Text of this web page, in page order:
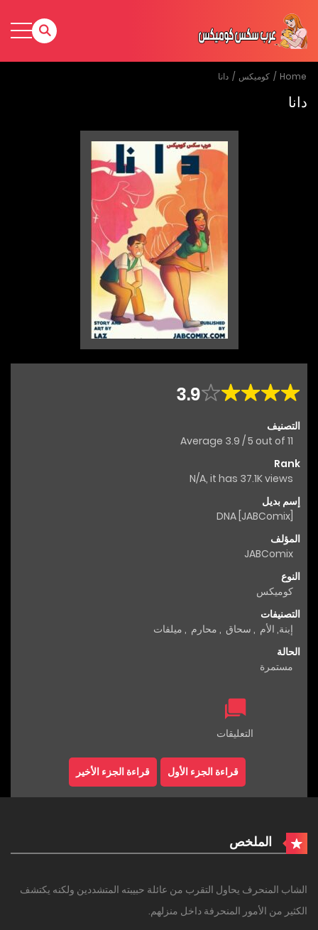
Home كوميكس دانا
دانا
3.9
التصنيف
Average 3.9 /5 out of 11
Rank
N/A, it has 37.1K views
إسم بديل
DNA [JABComix]
المؤلف
JABComix
النوع
كوميكس
التصنيفات
إبنة, الأم , سحاق , محارم , ميلفات
الحالة
مستمرة
التعليقات
قراءة الجزء الأول قراءة الجزء الأخير
الملخص
الشاب المنحرف يحاول التقرب من عائلة حبيبته المتشددين ولكنه يكتشف
الكثير من الأمور المنحرفة داخل منزلهم.